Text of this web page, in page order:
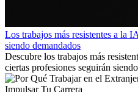
Los trabajos más resistentes a la
siendo demandados
Descubre los trabajos más
ciertas profesiones seguirán
Aprende qué habilidades serán
existen a nivel internacional.